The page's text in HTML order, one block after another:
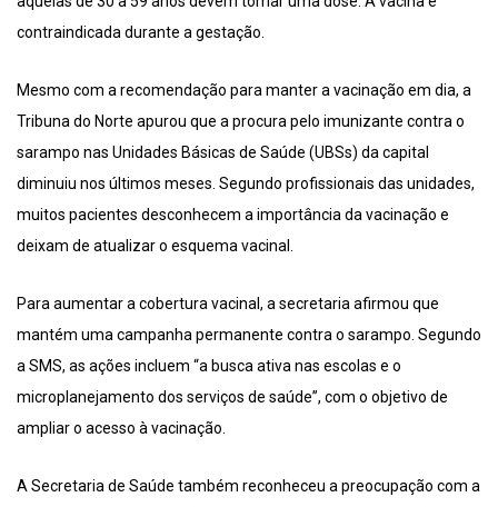
contraindicada durante a gestação.
Mesmo com a recomendação para manter a vacinação em dia, a
Tribuna do Norte apurou que a procura pelo imunizante contra o
sarampo nas Unidades Básicas de Saúde (UBSs) da capital
diminuiu nos últimos meses. Segundo profissionais das unidades,
muitos pacientes desconhecem a importância da vacinação e
deixam de atualizar o esquema vacinal.
Para aumentar a cobertura vacinal, a secretaria afirmou que
mantém uma campanha permanente contra o sarampo. Segundo
a SMS, as ações incluem “a busca ativa nas escolas e o
microplanejamento dos serviços de saúde”, com o objetivo de
ampliar o acesso à vacinação.
A Secretaria de Saúde também reconheceu a preocupação com a